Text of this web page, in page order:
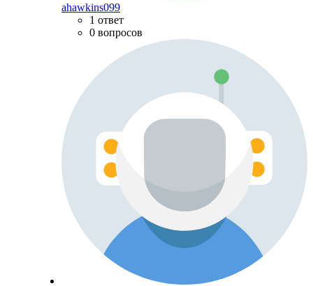
ahawkins099
1 ответ
0 вопросов